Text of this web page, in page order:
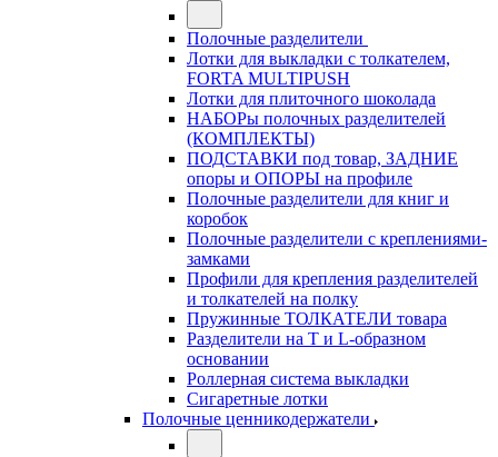
Полочные разделители
Лотки для выкладки с толкателем,
FORTA MULTIPUSH
Лотки для плиточного шоколада
НАБОРы полочных разделителей
(КОМПЛЕКТЫ)
ПОДСТАВКИ под товар, ЗАДНИЕ
опоры и ОПОРЫ на профиле
Полочные разделители для книг и
коробок
Полочные разделители с креплениями-
замками
Профили для крепления разделителей
и толкателей на полку
Пружинные ТОЛКАТЕЛИ товара
Разделители на Т и L-образном
основании
Роллерная система выкладки
Сигаретные лотки
Полочные ценникодержатели